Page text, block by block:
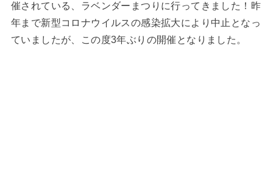
催されている、ラベンダーまつりに行ってきました！昨
年まで新型コロナウイルスの感染拡大により中止となっ
ていましたが、この度3年ぶりの開催となりました。